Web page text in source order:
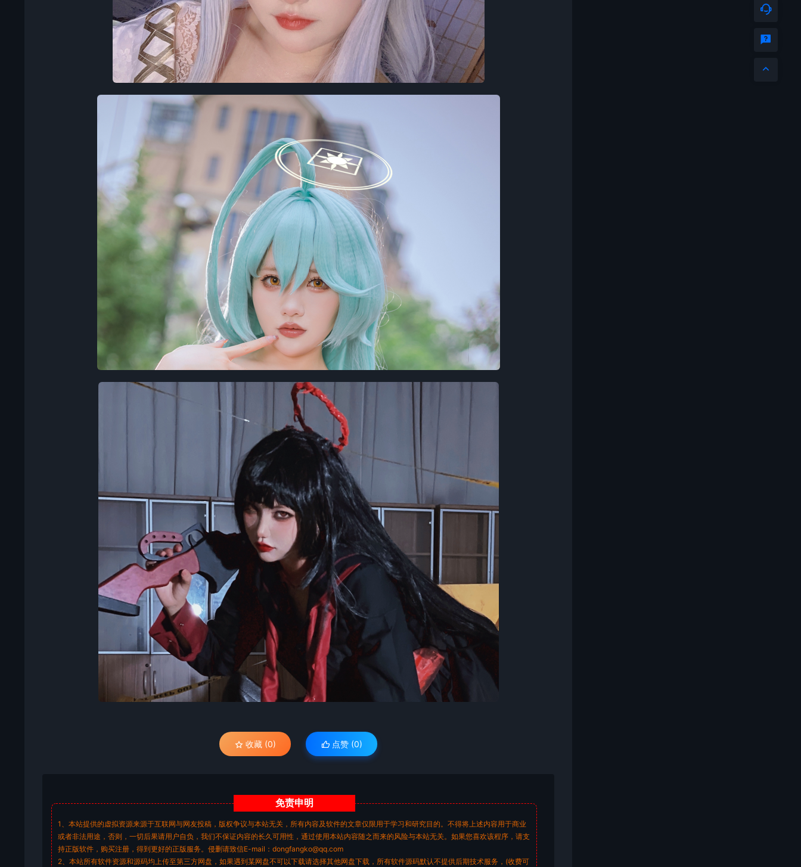
收藏 (0) 点赞 (0)
免责申明
1、本站提供的虚拟资源来源于互联网与网友投稿，版权争议与本站无关，所有内容及软件的文章仅限用于学习和研究目的。不得将上述内容用于商业
或者非法用途，否则，一切后果请用户自负，我们不保证内容的长久可用性，通过使用本站内容随之而来的风险与本站无关。如果您喜欢该程序，请支
持正版软件，购买注册，得到更好的正版服务。侵删请致信E-mail：dongfangko@qq.com
2、本站所有软件资源和源码均上传至第三方网盘，如果遇到某网盘不可以下载请选择其他网盘下载，所有软件源码默认不提供后期技术服务，(收费可